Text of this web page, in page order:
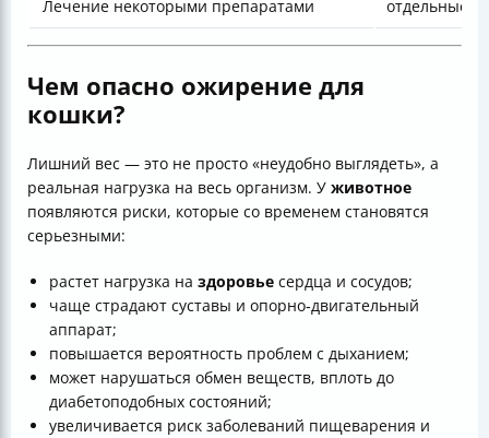
Лечение некоторыми препаратами отдельные
Чем опасно ожирение для
кошки?
Лишний вес — это не просто «неудобно выглядеть», а
реальная нагрузка на весь организм. У животное
появляются риски, которые со временем становятся
серьезными:
растет нагрузка на здоровье сердца и сосудов;
чаще страдают суставы и опорно‑двигательный
аппарат;
повышается вероятность проблем с дыханием;
может нарушаться обмен веществ, вплоть до
диабетоподобных состояний;
увеличивается риск заболеваний пищеварения и